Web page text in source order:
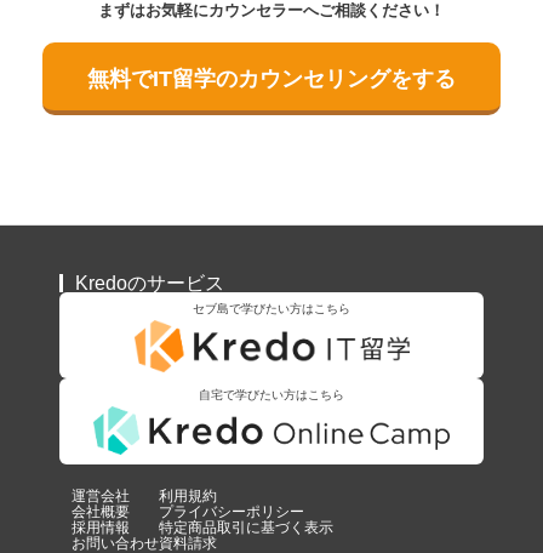
まずはお気軽にカウンセラーへご相談ください！
無料でIT留学のカウンセリングをする
Kredoのサービス
セブ島で学びたい方はこちら
自宅で学びたい方はこちら
運営会社
会社概要
採用情報
お問い合わせ
利用規約
プライバシーポリシー
特定商品取引に基づく表示
資料請求